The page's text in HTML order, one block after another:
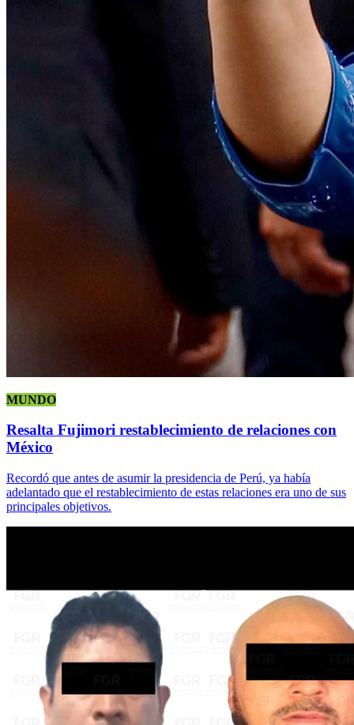
MUNDO
Resalta Fujimori restablecimiento de relaciones con
México
Recordó que antes de asumir la presidencia de Perú, ya había
adelantado que el restablecimiento de estas relaciones era uno de sus
principales objetivos.